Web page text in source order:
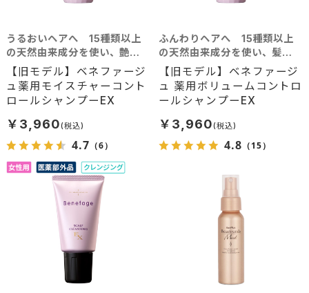
【旧モデル】ベネファージ
ュ薬用モイスチャーコント
ロールシャンプーEX
うるおいヘアへ 15種類以上
の天然由来成分を使い、艶や
かな美髪へと導く
￥3,960
4.7 （6）
【旧モデル】ベネファージ
ュ 薬用ボリュームコントロ
ールシャンプーEX
ふんわりヘアへ 15種類以上
の天然由来成分を使い、髪に
豊かなボリュームを
￥3,960
4.8 （15）